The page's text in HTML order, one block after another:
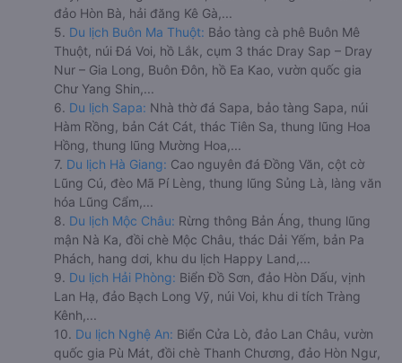
đảo Hòn Bà, hải đăng Kê Gà,...
5. Du lịch Buôn Ma Thuột: Bảo tàng cà phê Buôn Mê
Thuột, núi Đá Voi, hồ Lắk, cụm 3 thác Dray Sap – Dray
Nur – Gia Long, Buôn Đôn, hồ Ea Kao, vườn quốc gia
Chư Yang Shin,...
6. Du lịch Sapa: Nhà thờ đá Sapa, bảo tàng Sapa, núi
Hàm Rồng, bản Cát Cát, thác Tiên Sa, thung lũng Hoa
Hồng, thung lũng Mường Hoa,...
7. Du lịch Hà Giang: Cao nguyên đá Đồng Văn, cột cờ
Lũng Cú, đèo Mã Pí Lèng, thung lũng Sủng Là, làng văn
hóa Lũng Cẩm,...
8. Du lịch Mộc Châu: Rừng thông Bản Áng, thung lũng
mận Nà Ka, đồi chè Mộc Châu, thác Dải Yếm, bản Pa
Phách, hang dơi, khu du lịch Happy Land,...
9. Du lịch Hải Phòng: Biển Đồ Sơn, đảo Hòn Dấu, vịnh
Lan Hạ, đảo Bạch Long Vỹ, núi Voi, khu di tích Tràng
Kênh,...
10. Du lịch Nghệ An: Biển Cửa Lò, đảo Lan Châu, vườn
quốc gia Pù Mát, đồi chè Thanh Chương, đảo Hòn Ngư,